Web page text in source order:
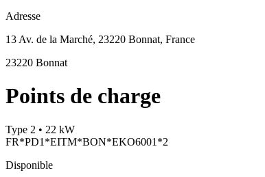
Adresse
13 Av. de la Marché, 23220 Bonnat, France
23220 Bonnat
Points de charge
Type 2 • 22 kW
FR*PD1*EITM*BON*EKO6001*2
Disponible